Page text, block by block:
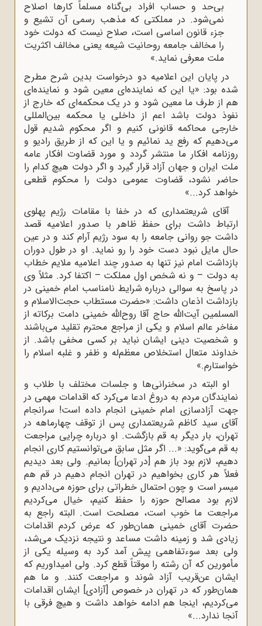
بی‌حد و حساب افراد بی‌گناه مسلماً کارها اصلاح
نمی‌شود. در مملکتی که مذهب رسمی آن تشیع و
جزء قانون اساسی است، صلاح نیست که دولت خود
را مخالف جامعه روحانیت شیعه یعنی مخالف اکثریت
ملت معرفی نماید.»
در پایان این اعلامیه دو درخواست بدین شرح مطرح
شده بود: «یا این که نماینده‌ای معین شود و نماینده‌ای
هم از طرف ما معین شود و در یک محکمه‌ای که خارج از
نفوذ دولت باشد اعم از داخلی یا محکمه بین‌المللی
خارجی محاکمه قانونی کنیم و اگر محکوم شدیم قول
می‌دهیم که رفع ید نمائیم و یا این که از طریق رادیو و
روزنامه افکار ما منتشر گردد و مورد قضاوت افکار عامه
ملت ایران و جهان آزاد قرار گیرد و اگر دولت هیچ کدام را
حاضر نشود، قضاوت عمومی دولت را محکوم قطعی
خواهد کرد...»
آقای شریعتمداری که در خفا با مقامات رژیم پهلوی
ارتباط داشت برای حفظ ظاهر با صدور اعلامیه قصد
داشت جو روانی جامعه را به سود رژیم آرام کند و در عین
حال مایل نبود دست خود را رو نماید. او در طول دوران
بازداشت امام نیز تنها به صدور چند اعلامیه ملایم خطاب
به دولت – و نه شخص اول مملکت – اکتفا کرد. مثلاً وی
در پاسخ به سوالی درباره شرایط نامناسب امام خمینی در
بازداشت اذعان داشت: «حضرت مستطاب حجت‌الاسلام و
المسلمین آیت‌الله حاج آقا روح‌الله خمینی دامت برکاته از
مفاخر عالم اسلام و یکی از مراجع محترم تقلید می‌باشند
و شخصیت دینی ایشان نباید بر کسی مخفی باشد. از
خداوند متعال استخلاص معظم‌له و ظفر و غلبه اسلام را
خواستارم.»
او البته در سخنرانی‌ها و جلسات مختلف با طلاب و
نمایندگان مردم به دروغ ادعا می‌کرد که اقدامات مهمی در
جهت آزادسازی امام خمینی انجام داده است! سرانجام
آقای سید کاظم شریعتمداری پس از توقف چهارماهه در
تهران، بار دیگر به قم بازگشت. او درباره چرایی مراجعت
به قم می‌گوید: «... اگر مثل سابق می‌توانستیم کاری انجام
دهیم، لازم بود باز هم [در تهران] بمانیم. ولی بعد دیدیم
فعلاً هر کاری بخواهیم در تهران انجام دهیم در قم هم
میسر است و چون احتمال خطراتی برای حوزه می‌دادیم و
لازم بود مصالح حوزه را حفظ کنیم، خیال می‌کردیم
مراجعت ما خوب است، مصلحت است. البته راجع به
حضرت آقای خمینی همان‌طور که عرض کردم اقدامات
زیادی شد و زمینه داشت مساعد و نتیجه نزدیک می‌شد،
ولی بعد سوءتفاهمی پیش آمد کرد به وسیله یکی از
مأمورین که آن رشته را موقتاً قطع کرد. ولی امیداوریم که
ایشان عن‌قریب آزاد شوند و مراجعت کنند. و ما هم
همان‌طور که در تهران در خصوص [آزادی] ایشان اقدامات
می‌کردیم، اینجا هم ادامه خواهد داشت و هیچ فرقی با
آنجا ندارد...»